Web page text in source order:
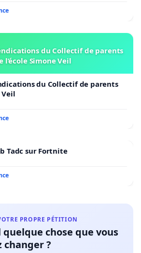
du Collectif de parents
l’école Simone Veil
du Collectif de parents
Veil
Tadc sur Fortnite
PROPRE PÉTITION
quelque chose que vous
changer ?